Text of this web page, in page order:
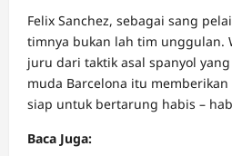
Felix Sanchez, sebagai sang
timnya bukan lah tim unggulan.
juru dari taktik asal spanyol
muda Barcelona itu
siap untuk bertarung habis –
Baca Juga: